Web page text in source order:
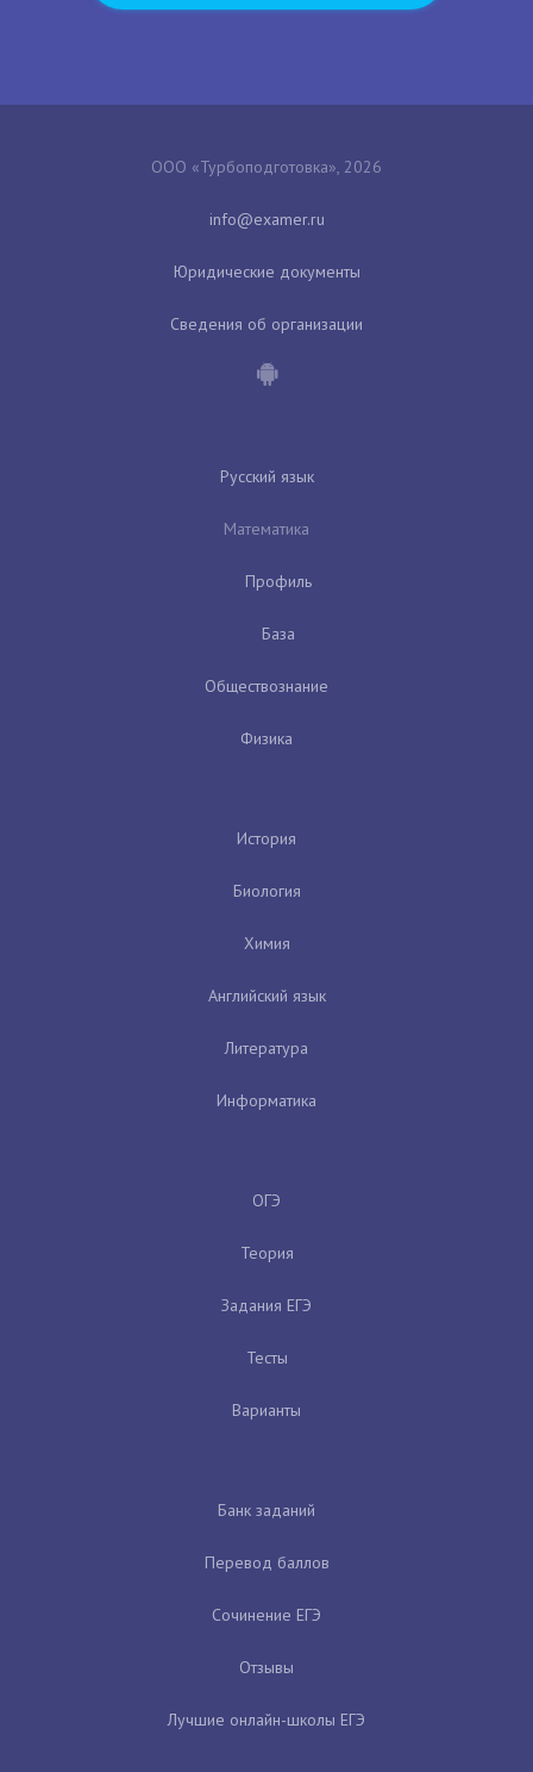
ООО «Турбоподготовка», 2026
Юридические документы
Сведения об организации
Русский язык
Математика
Профиль
База
Обществознание
Физика
История
Биология
Химия
Английский язык
Литература
Информатика
ОГЭ
Теория
Задания ЕГЭ
Тесты
Варианты
Банк заданий
Перевод баллов
Сочинение ЕГЭ
Отзывы
Лучшие онлайн-школы ЕГЭ